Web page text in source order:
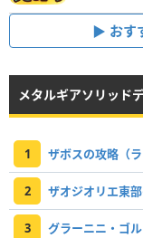
おす
メタルギアソリッド
1 ザボスの攻略（ラ
2 ザオジオリエ東
3 グラーニニ・ゴ